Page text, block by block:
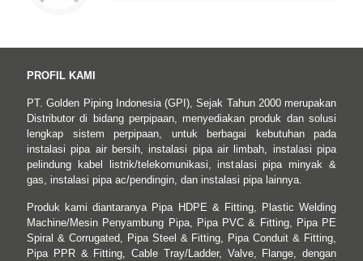
PROFIL KAMI
PT. Golden Piping Indonesia (GPI), Sejak Tahun 2000 merupakan
Distributor di bidang perpipaan, menyediakan produk dan solusi
lengkap sistem perpipaan, untuk berbagai kebutuhan pada
instalasi pipa air bersih, instalasi pipa air limbah, instalasi pipa
pelindung kabel listrik/telekomunikasi, instalasi pipa minyak &
gas, instalasi pipa ac/pendingin, dan instalasi pipa lainnya.
Produk kami diantaranya Pipa HDPE & Fitting, Plastic Welding
Machine/Mesin Penyambung Pipa, Pipa PVC & Fitting, Pipa PE
Spiral & Corrugated, Pipa Steel & Fitting, Pipa Conduit & Fitting,
Pipa PPR & Fitting, Cable Tray/Ladder, Valve, Flange, dengan